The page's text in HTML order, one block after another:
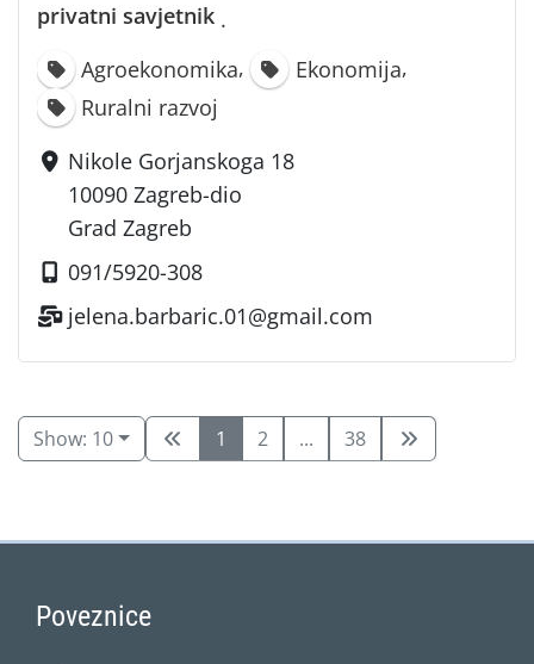
privatni savjetnik ·
Agroekonomika, Ekonomija,
Ruralni razvoj
Nikole Gorjanskoga 18
10090 Zagreb-dio
Grad Zagreb
091/5920-308
jelena.barbaric.01@gmail.com
Show: 10 1 2 ... 38
Poveznice